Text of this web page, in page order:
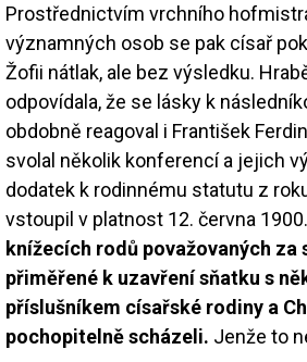
Prostřednictvím vrchního
významných osob se pak císař
Žofii nátlak, ale bez výsledku.
odpovídala, že se lásky k
obdobně reagoval i František
svolal několik konferencí a jejich
dodatek k rodinnému statutu z
vstoupil v platnost 12. června 1900.
knížecích rodů považovaných za
přiměřené k uzavření sňatku s
příslušníkem císařské rodiny a
pochopitelně scházeli. Jenže to